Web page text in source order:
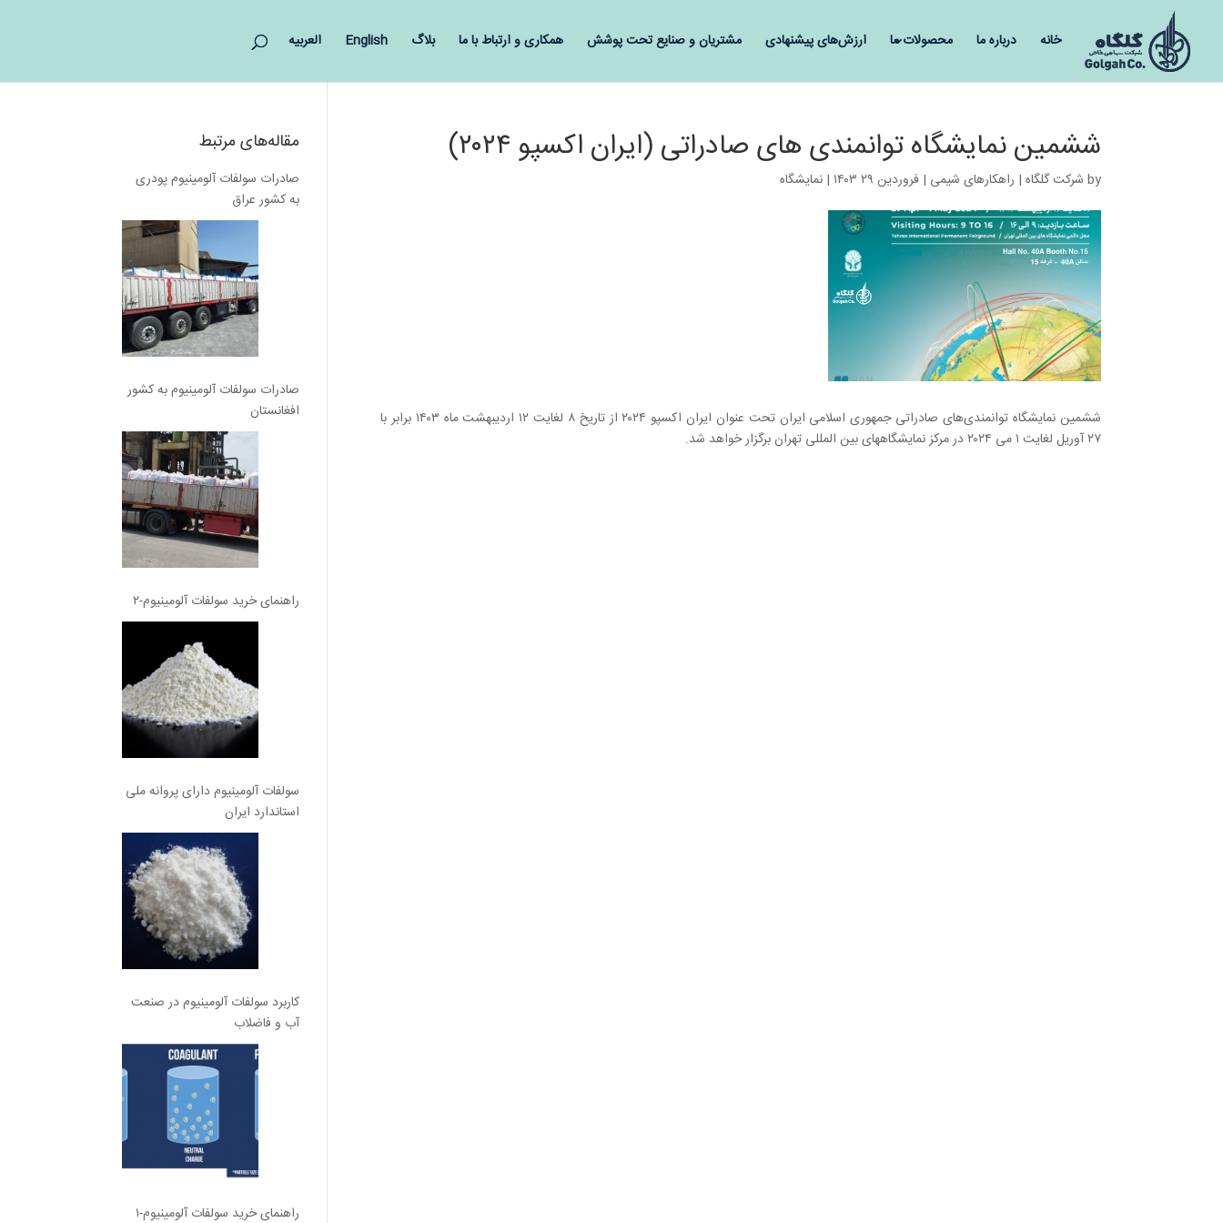
خانه درباره ما محصولات ما ارزش‌های پیشنهادی مشتریان و صنایع تحت پوشش همکاری و ارتباط با ما بلاگ English العربیه
ششمین نمایشگاه توانمندی های صادراتی (ایران اکسپو ۲۰۲۴)
by شرکت گلگاه | راهکارهای شیمی | فروردین ۲۹ ۱۴۰۳ |نمایشگاه
ششمین نمایشگاه توانمندی‌های صادراتی جمهوری اسلامی ایران تحت عنوان ایران اکسپو ۲۰۲۴ از تاریخ ۸ لغایت ۱۲ اردیبهشت ماه ۱۴۰۳ برابر با
۲۷ آوریل لغایت ۱ می ۲۰۲۴ در مرکز نمایشگاههای بین المللی تهران برگزار خواهد شد.
مقاله‌های مرتبط
صادرات سولفات آلومینیوم پودری
به کشور عراق
صادرات سولفات آلومینیوم به کشور
افغانستان
راهنمای خرید سولفات آلومینیوم-۲
سولفات آلومینیوم دارای پروانه ملی
استاندارد ایران
کاربرد سولفات آلومینیوم در صنعت
آب و فاضلاب
راهنمای خرید سولفات آلومینیوم-۱